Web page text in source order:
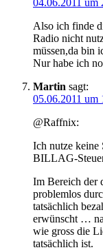
Also ich finde
Radio nicht
müssen,da bin
Nur habe ich
Martin sagt:
05.06.2011 um
@Raffnix:
Ich nutze keine
BILLAG-
Im Bereich der
problemlos
tatsächlich
erwünscht …
wie gross die
tatsächlich ist.